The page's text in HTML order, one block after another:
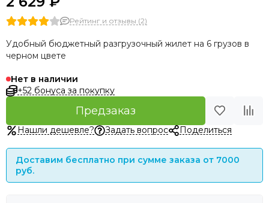
Рейтинг и отзывы (2)
Удобный бюджетный разгрузочный жилет на 6 грузов в
черном цвете
Нет в наличии
+52 бонуса за покупку
Предзаказ
Нашли дешевле? Задать вопрос Поделиться
Доставим бесплатно при сумме заказа от 7000
руб.